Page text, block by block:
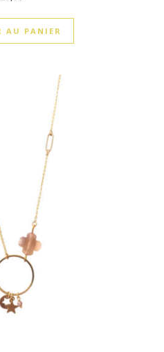
AU PANIER